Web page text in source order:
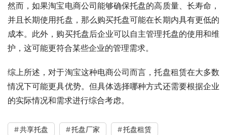
然而，如果淘宝电商公司能够确保托盘的高质量、长寿命，
并且长期使用托盘，那么购买托盘可能在长期内具有更低的
成本。此外，购买托盘后企业可以自主管理托盘的使用和维
护，这可能更符合某些企业的管理需求。
综上所述，对于淘宝这种电商公司而言，托盘租赁在大多数
情况下可能更具优势。但具体选择哪种方式还需要根据企业
的实际情况和需求进行综合考虑。
共享托盘 托盘厂家
托盘租赁